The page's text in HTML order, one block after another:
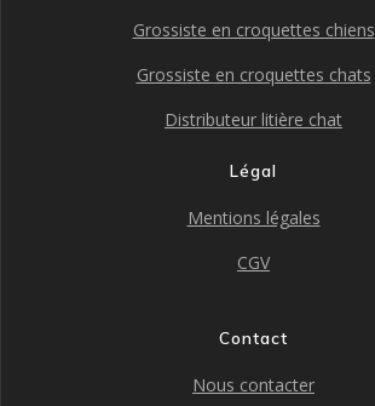
Grossiste en croquettes chiens
Grossiste en croquettes chats
Distributeur litière chat
Légal
Mentions légales
CGV
Contact
Nous contacter